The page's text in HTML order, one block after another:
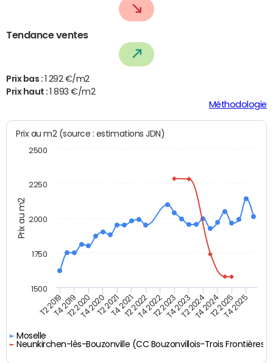
Tendance ventes
Prix bas : 1 292 €/m2
Prix haut :1 893 €/m2
Méthodologie
Prix au m2
Prix au m2 (source : estimations JDN)
Moselle
Neunkirchen-lès-Bouzonville (CC Bouzonvillois-Trois Frontières)
T2 2019T4 2019T2 2020T4 2020T2 2021T4 2021T2 2022T4 2022T2 2023T4 2023T2 2024T4 2024T2 2025T4 2025
2000
1500
1750
2250
2500